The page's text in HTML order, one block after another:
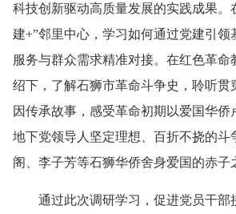
科技创新驱动高质量发展的实践成果。
建+”邻里中心，学习如何通过党建引领
服务与群众需求精准对接。在红色革命
绍下，了解石狮市革命斗争史，聆听贯
因传承故事，感受革命初期以爱国华侨
地下党领导人坚定理想、百折不挠的斗
阁、李子芳等石狮华侨舍身爱国的赤子
通过此次调研学习，促进党员干部